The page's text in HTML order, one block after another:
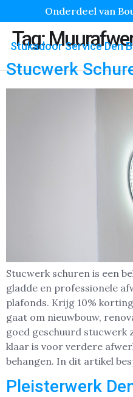
Onderdeel van
Stukadoor Service Den
Tag:
Stucwerk
Stucwerk schuren is een
gladde en professionele
plafonds. Krijg 10%
gaat om nieuwbouw,
goed geschuurd
klaar is voor verdere
behangen. In dit artikel
Pleisterwerk